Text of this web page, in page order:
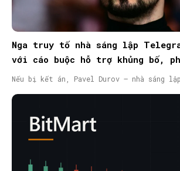
Nga truy tố nhà sáng lập
với cáo buộc hỗ trợ khủng bố,
nã quốc tế
Nếu bị kết án, Pavel Durov – nhà sáng